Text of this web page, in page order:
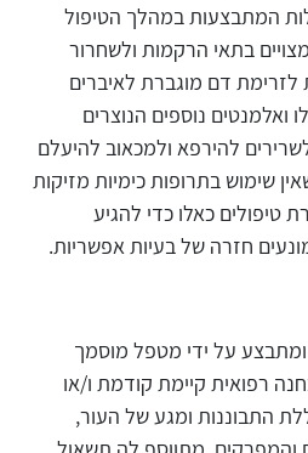
המתבצעות במהלך הטיפול
בתאי הרקמות ולשחרור
לזרימת דם מוגברת לאיברים
ואלמנטים נוספים הנוצרים
להירפא ולמכאוב להיעלם
שימוש בתרופות כימיות מזיקות
טיפולים כאלו כדי להגיע
חזרה של בעיות אפשריות.
על ידי מטפל מוסמך
רפואית קיימת קודמת ו/או
התבוננות ומגע של העור,